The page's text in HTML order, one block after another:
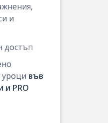
и
достъп
във
и PRO